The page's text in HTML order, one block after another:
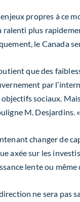
enjeux propres à ce
ralenti plus
le Canada
que des
par
sociaux.
M. Desjardins.
changer de
axée sur les
lente ou
ne sera pas